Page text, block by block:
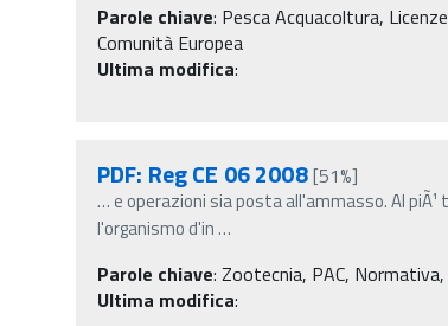
Parole chiave: Pesca Acquacoltura,
Comunità Europea
Ultima modifica:
PDF: Reg CE 06 2008[51%]
… e operazioni sia posta all'ammasso. Al
l'organismo d'in…
Parole chiave: Zootecnia, PAC,
Ultima modifica: